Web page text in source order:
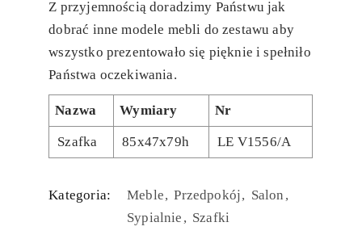
Z przyjemnością doradzimy Państwu jak
dobrać inne modele mebli do zestawu aby
wszystko prezentowało się pięknie i spełniło
Państwa oczekiwania.
Nazwa Wymiary Nr
Szafka 85x47x79h LE V1556/A
Kategoria: Meble Przedpokój Salon
Sypialnie Szafki